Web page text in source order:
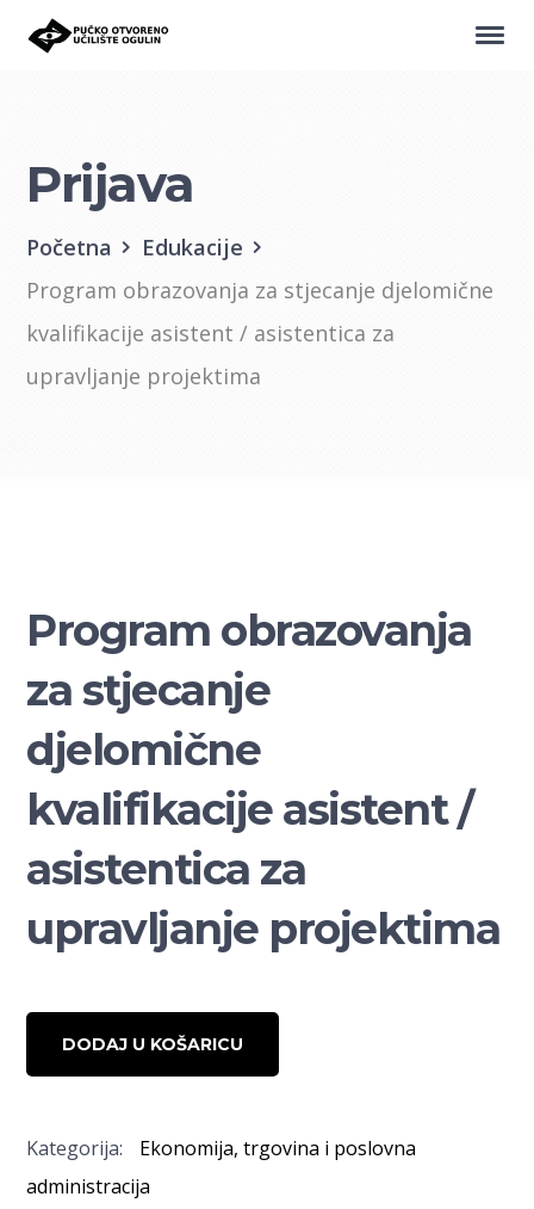
Prijava
Početna
Edukacije
Program obrazovanja za stjecanje djelomične
kvalifikacije asistent / asistentica za
upravljanje projektima
Program obrazovanja
za stjecanje
djelomične
kvalifikacije asistent /
asistentica za
upravljanje projektima
DODAJ U KOŠARICU
Kategorija:
Ekonomija, trgovina i poslovna
administracija